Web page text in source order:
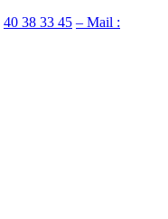
40 38 33 45 – Mail :